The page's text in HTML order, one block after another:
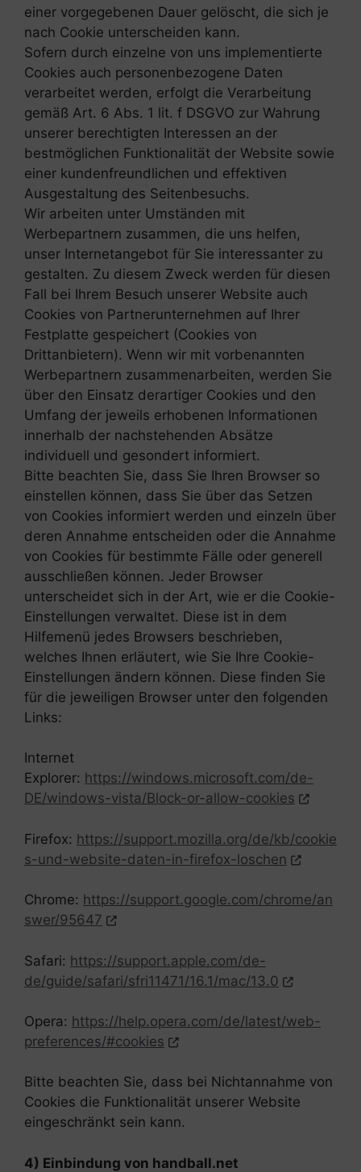
einer vorgegebenen Dauer gelöscht, die sich je
nach Cookie unterscheiden kann.
Sofern durch einzelne von uns implementierte
Cookies auch personenbezogene Daten
verarbeitet werden, erfolgt die Verarbeitung
gemäß Art. 6 Abs. 1 lit. f DSGVO zur Wahrung
unserer berechtigten Interessen an der
bestmöglichen Funktionalität der Website sowie
einer kundenfreundlichen und effektiven
Ausgestaltung des Seitenbesuchs.
Wir arbeiten unter Umständen mit
Werbepartnern zusammen, die uns helfen,
unser Internetangebot für Sie interessanter zu
gestalten. Zu diesem Zweck werden für diesen
Fall bei Ihrem Besuch unserer Website auch
Cookies von Partnerunternehmen auf Ihrer
Festplatte gespeichert (Cookies von
Drittanbietern). Wenn wir mit vorbenannten
Werbepartnern zusammenarbeiten, werden Sie
über den Einsatz derartiger Cookies und den
Umfang der jeweils erhobenen Informationen
innerhalb der nachstehenden Absätze
individuell und gesondert informiert.
Bitte beachten Sie, dass Sie Ihren Browser so
einstellen können, dass Sie über das Setzen
von Cookies informiert werden und einzeln über
deren Annahme entscheiden oder die Annahme
von Cookies für bestimmte Fälle oder generell
ausschließen können. Jeder Browser
unterscheidet sich in der Art, wie er die Cookie-
Einstellungen verwaltet. Diese ist in dem
Hilfemenü jedes Browsers beschrieben,
welches Ihnen erläutert, wie Sie Ihre Cookie-
Einstellungen ändern können. Diese finden Sie
für die jeweiligen Browser unter den folgenden
Links:
Internet
Explorer: https://windows.microsoft.com/de-
DE/windows-vista/Block-or-allow-cookies
Firefox: https://support.mozilla.org/de/kb/cookie
s-und-website-daten-in-firefox-loschen
Chrome: https://support.google.com/chrome/an
swer/95647
Safari: https://support.apple.com/de-
de/guide/safari/sfri11471/16.1/mac/13.0
Opera: https://help.opera.com/de/latest/web-
preferences/#cookies
Bitte beachten Sie, dass bei Nichtannahme von
Cookies die Funktionalität unserer Website
eingeschränkt sein kann.
4) Einbindung von handball.net